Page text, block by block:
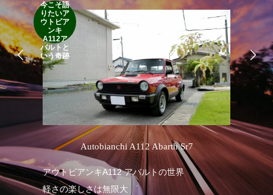
今こそ語
りたいア
ウトビア
ンキ
A112ア
バルトと
いう奇跡
Autobianchi A112 Abarth Sr7
アウトビアンキA112 アバルトの世界
軽さの楽しさは無限大